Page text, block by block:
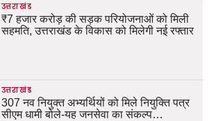
उत्तराखंड
₹7 हजार करोड़ की सड़क परियोजनाओं को मिली
सहमति, उत्तराखंड के विकास को मिलेगी नई रफ्तार
उत्तराखंड
307 नव नियुक्त अभ्यर्थियों को मिले नियुक्ति पत्र
सीएम धामी बोले-यह जनसेवा का संकल्प…